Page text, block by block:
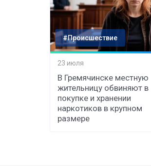
#Происшествие
23 июля
В Гремячинске местную
жительницу обвиняют в
покупке и хранении
наркотиков в крупном
размере